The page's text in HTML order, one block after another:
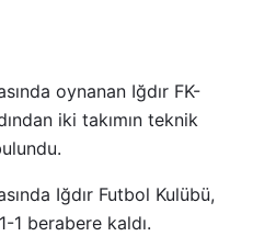
oynanan Iğdır FK-
iki takımın teknik
Iğdır Futbol Kulübü,
1 berabere kaldı.